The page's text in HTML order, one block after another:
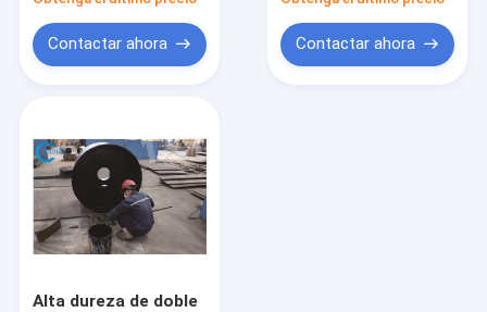
Contacta con nosotros
Solicitar una cita
Contactar ahora Contactar ahora
Alta dureza de doble